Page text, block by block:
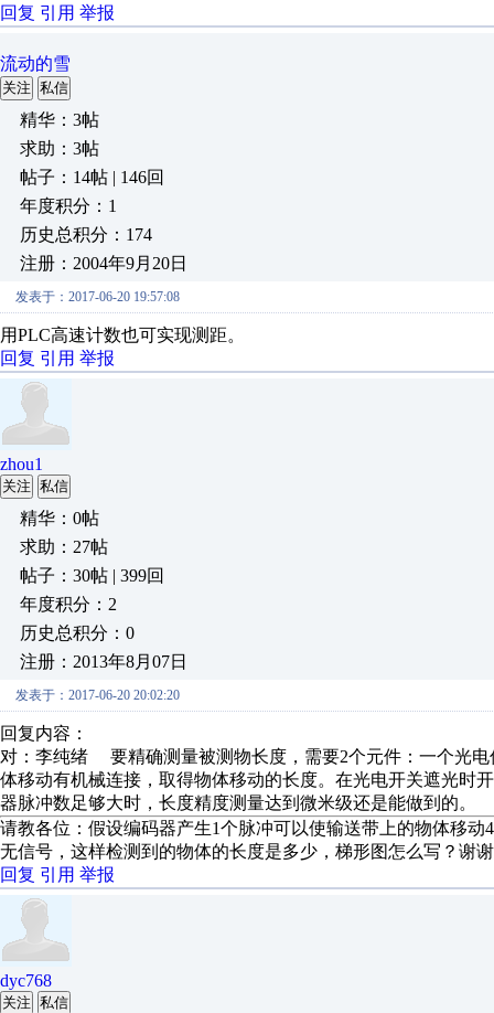
回复 引用 举报
流动的雪
关注 私信
精华：3帖
求助：3帖
帖子：14帖 | 146回
年度积分：1
历史总积分：174
注册：2004年9月20日
发表于：2017-06-20 19:57:08
用PLC高速计数也可实现测距。
回复 引用 举报
zhou1
关注 私信
精华：0帖
求助：27帖
帖子：30帖 | 399回
年度积分：2
历史总积分：0
注册：2013年8月07日
发表于：2017-06-20 20:02:20
回复内容：
对：李纯绪 要精确测量被测物长度，需要2个元件：一个光
体移动有机械连接，取得物体移动的长度。在光电开关遮光
器脉冲数足够大时，长度精度测量达到微米级还是能做到的
请教各位：假设编码器产生1个脉冲可以使输送带上的物体移
无信号，这样检测到的物体的长度是多少，梯形图怎么写？谢
回复 引用 举报
dyc768
关注 私信